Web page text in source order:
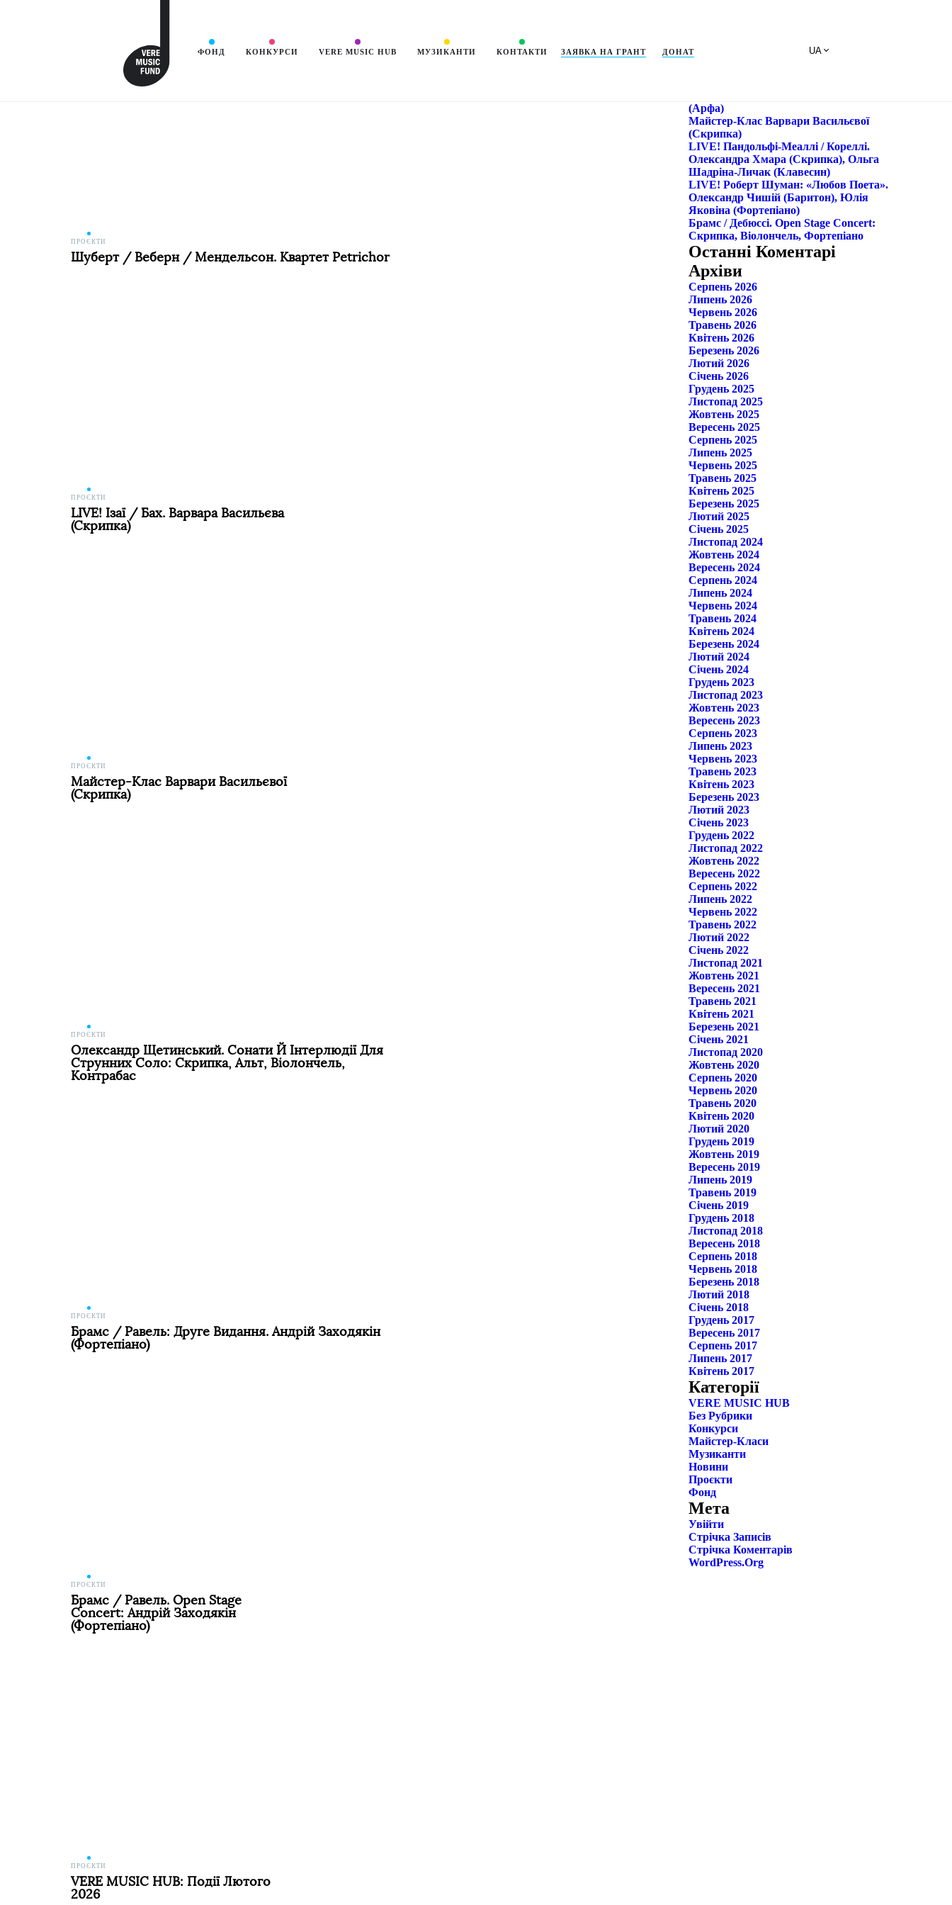
ФОНД КОНКУРСИ VERE MUSIC HUB МУЗИКАНТИ КОНТАКТИ ЗАЯВКА НА ГРАНТ ДОНАТ
������ 2026
ПРОЄКТИ
Шуберт / Веберн / Мендельсон. Квартет Petrichor
ПРОЄКТИ
LIVE! Ізаї / Бах. Варвара Васильєва
(скрипка)
ПРОЄКТИ
Майстер-Клас Варвари Васильєвої
(скрипка)
ПРОЄКТИ
Олександр Щетинський. Сонати Й Інтерлюдії Для
Струнних Соло: Скрипка, Альт, Віолончель,
Контрабас
ПРОЄКТИ
Брамс / Равель: Друге Видання. Андрій Заходякін
(фортепіано)
ПРОЄКТИ
Брамс / Равель. Open Stage
Concert: Андрій Заходякін
(фортепіано)
ПРОЄКТИ
VERE MUSIC HUB: Події Лютого
2026
Поиск
(арфа)
Майстер-Клас Варвари Васильєвої
(скрипка)
LIVE! Пандольфі-Меаллі / Кореллі.
Олександра Хмара (скрипка), Ольга
Шадріна-Личак (клавесин)
LIVE! Роберт Шуман: «Любов Поета».
Олександр Чишій (баритон), Юлія
Яковіна (фортепіано)
Брамс / Дебюссі. Open Stage Concert:
Скрипка, Віолончель, Фортепіано
Останні Коментарі
Архіви
Серпень 2026
Липень 2026
Червень 2026
Травень 2026
Квітень 2026
Березень 2026
Лютий 2026
Січень 2026
Грудень 2025
Листопад 2025
Жовтень 2025
Вересень 2025
Серпень 2025
Липень 2025
Червень 2025
Травень 2025
Квітень 2025
Березень 2025
Лютий 2025
Січень 2025
Листопад 2024
Жовтень 2024
Вересень 2024
Серпень 2024
Липень 2024
Червень 2024
Травень 2024
Квітень 2024
Березень 2024
Лютий 2024
Січень 2024
Грудень 2023
Листопад 2023
Жовтень 2023
Вересень 2023
Серпень 2023
Липень 2023
Червень 2023
Травень 2023
Квітень 2023
Березень 2023
Лютий 2023
Січень 2023
Грудень 2022
Листопад 2022
Жовтень 2022
Вересень 2022
Серпень 2022
Липень 2022
Червень 2022
Травень 2022
Лютий 2022
Січень 2022
Листопад 2021
Жовтень 2021
Вересень 2021
Травень 2021
Квітень 2021
Березень 2021
Січень 2021
Листопад 2020
Жовтень 2020
Серпень 2020
Червень 2020
Травень 2020
Квітень 2020
Лютий 2020
Грудень 2019
Жовтень 2019
Вересень 2019
Липень 2019
Травень 2019
Січень 2019
Грудень 2018
Листопад 2018
Вересень 2018
Серпень 2018
Червень 2018
Березень 2018
Лютий 2018
Січень 2018
Грудень 2017
Вересень 2017
Серпень 2017
Липень 2017
Квітень 2017
Категорії
VERE MUSIC HUB
Без Рубрики
Конкурси
Майстер-Класи
Музиканти
Новини
Проєкти
Фонд
Мета
Увійти
Стрічка Записів
Стрічка Коментарів
WordPress.org